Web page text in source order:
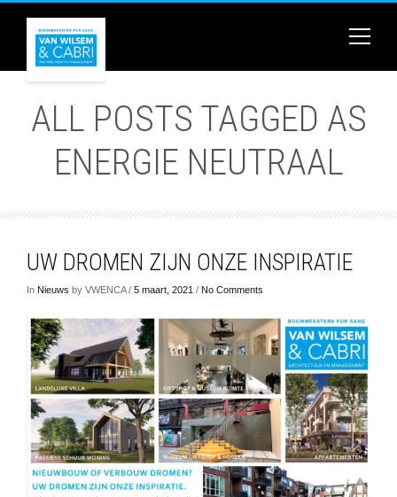
ALL POSTS TAGGED AS
ENERGIE NEUTRAAL
UW DROMEN ZIJN ONZE INSPIRATIE
In Nieuws by VWENCA / 5 maart, 2021 / No Comments